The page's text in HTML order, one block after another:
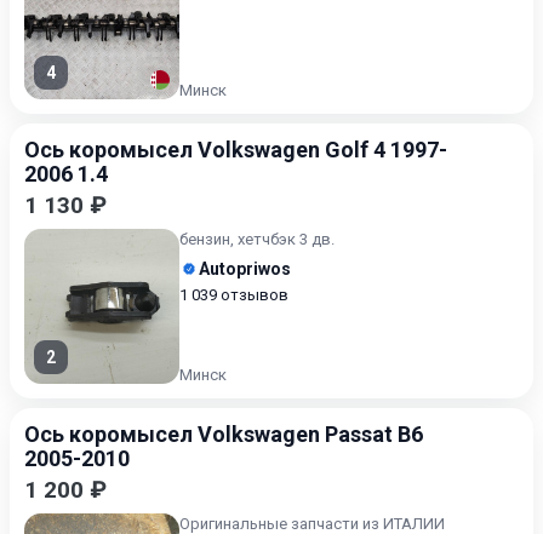
4
Минск
Ось коромысел Volkswagen Golf 4 1997-
2006 1.4
1 130 ₽
2
бензин, хетчбэк 3 дв.
Autopriwos
1 039 отзывов
Минск
Ось коромысел Volkswagen Passat B6
2005-2010
1 200 ₽
Оригинальные запчасти из ИТАЛИИ